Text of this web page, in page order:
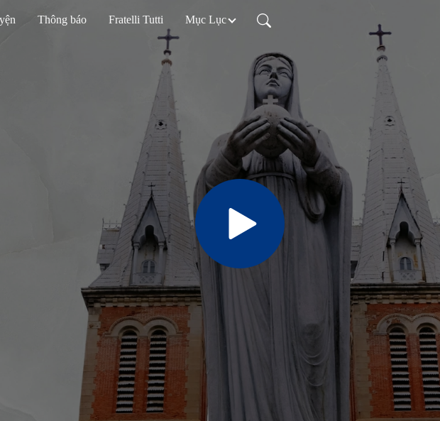
Thông báo Fratelli Tutti Mục Lục